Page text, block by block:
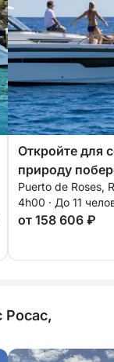
Откройте для
природу
Брава за
Puerto de Roses,
4h00 · До 11
от 158 606 ₽
Росас,